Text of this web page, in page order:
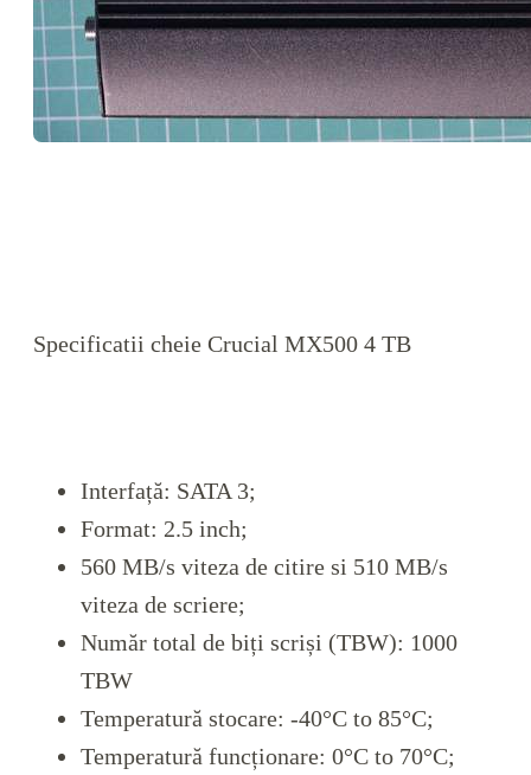
Specificatii cheie Crucial MX500 4 TB
Interfață: SATA 3;
Format: 2.5 inch;
560 MB/s viteza de citire si 510 MB/s
viteza de scriere;
Număr total de biți scriși (TBW): 1000
TBW
Temperatură stocare: -40°C to 85°C;
Temperatură funcționare: 0°C to 70°C;